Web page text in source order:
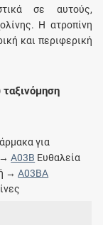
σε αυτούς,
Η ατροπίνη
και περιφερική
για
→A03B Ευθαλεία
→A03BA